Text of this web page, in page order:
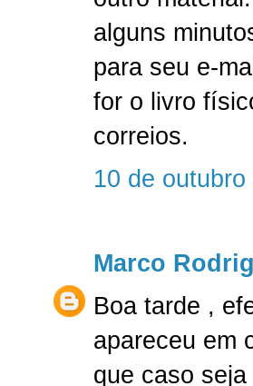
alguns
para seu e-
for o livro
correios.
10 de
Marco
Boa tarde ,
apareceu em
que caso